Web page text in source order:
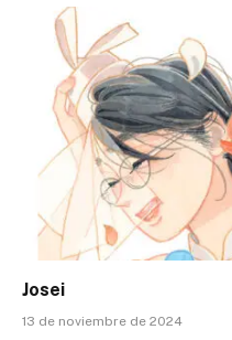
Josei
13 de noviembre de 2024